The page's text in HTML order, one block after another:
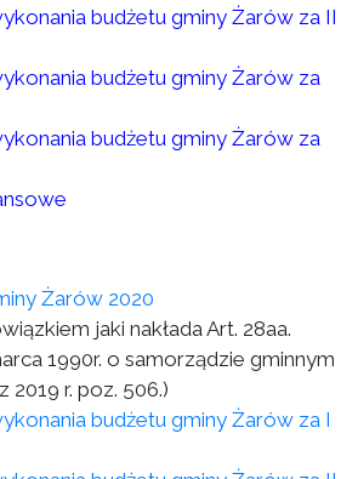
budżetu gminy Żarów za II
budżetu gminy Żarów za
budżetu gminy Żarów za
Żarów 2020
jaki nakłada Art. 28aa.
1990r. o samorządzie gminnym
2019 r. poz. 506.)
budżetu gminy Żarów za I